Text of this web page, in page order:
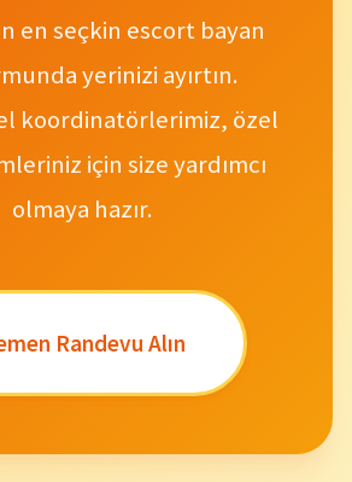
en seçkin escort bayan
yerinizi ayırtın.
koordinatörlerimiz, özel
için size yardımcı
olmaya hazır.
Randevu Alın